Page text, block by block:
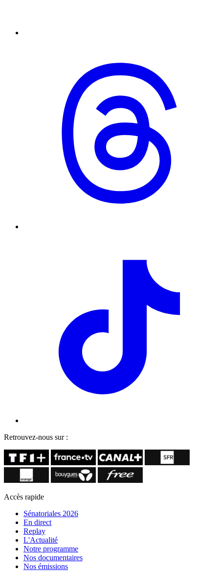
Retrouvez-nous sur :
Accès rapide
Sénatoriales 2026
En direct
Replay
L'Actualité
Notre programme
Nos documentaires
Nos émissions